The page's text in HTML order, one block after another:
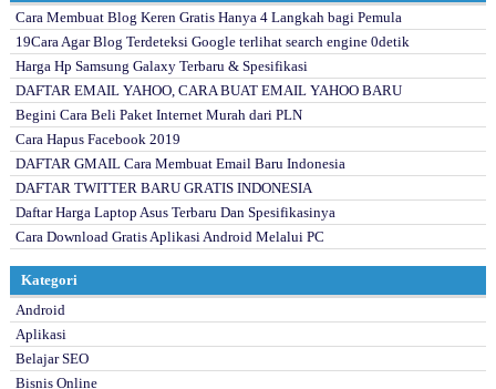
Cara Membuat Blog Keren Gratis Hanya 4 Langkah bagi Pemula
19Cara Agar Blog Terdeteksi Google terlihat search engine 0detik
Harga Hp Samsung Galaxy Terbaru & Spesifikasi
DAFTAR EMAIL YAHOO, CARA BUAT EMAIL YAHOO BARU
Begini Cara Beli Paket Internet Murah dari PLN
Cara Hapus Facebook 2019
DAFTAR GMAIL Cara Membuat Email Baru Indonesia
DAFTAR TWITTER BARU GRATIS INDONESIA
Daftar Harga Laptop Asus Terbaru Dan Spesifikasinya
Cara Download Gratis Aplikasi Android Melalui PC
Kategori
Android
Aplikasi
Belajar SEO
Bisnis Online